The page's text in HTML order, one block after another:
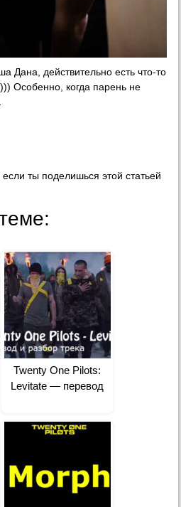
Дана, действительно есть что-то
Особенно, когда парень не
ты поделишься этой статьей
Twenty One Pilots:
Levitate — перевод